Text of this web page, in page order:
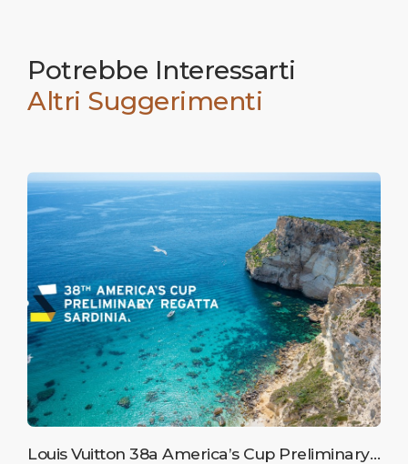
Potrebbe Interessarti
Altri Suggerimenti
Louis Vuitton 38a America’s Cup Preliminary